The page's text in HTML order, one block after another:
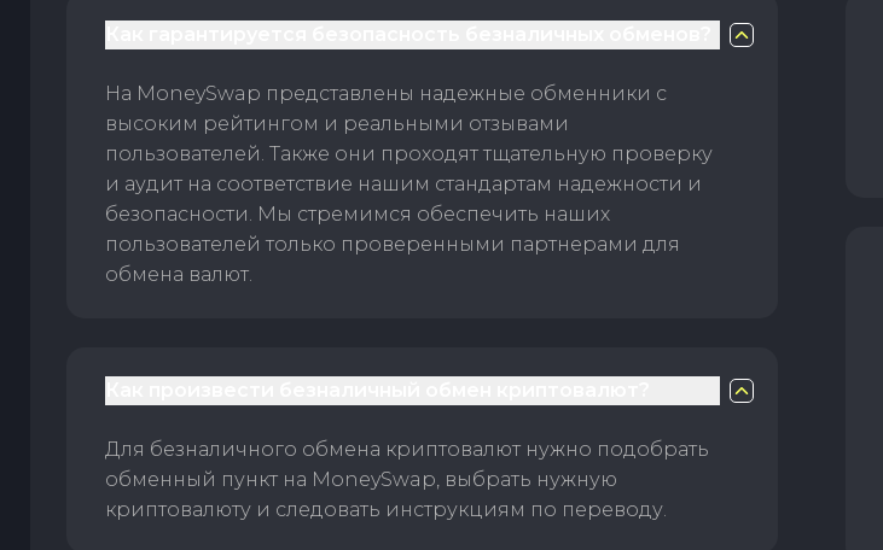
На MoneySwap представлены надежные обменники с
высоким рейтингом и реальными отзывами
пользователей. Также они проходят тщательную проверку
и аудит на соответствие нашим стандартам надежности и
безопасности. Мы стремимся обеспечить наших
пользователей только проверенными партнерами для
обмена валют.
Для безналичного обмена криптовалют нужно подобрать
обменный пункт на MoneySwap, выбрать нужную
криптовалюту и следовать инструкциям по переводу.